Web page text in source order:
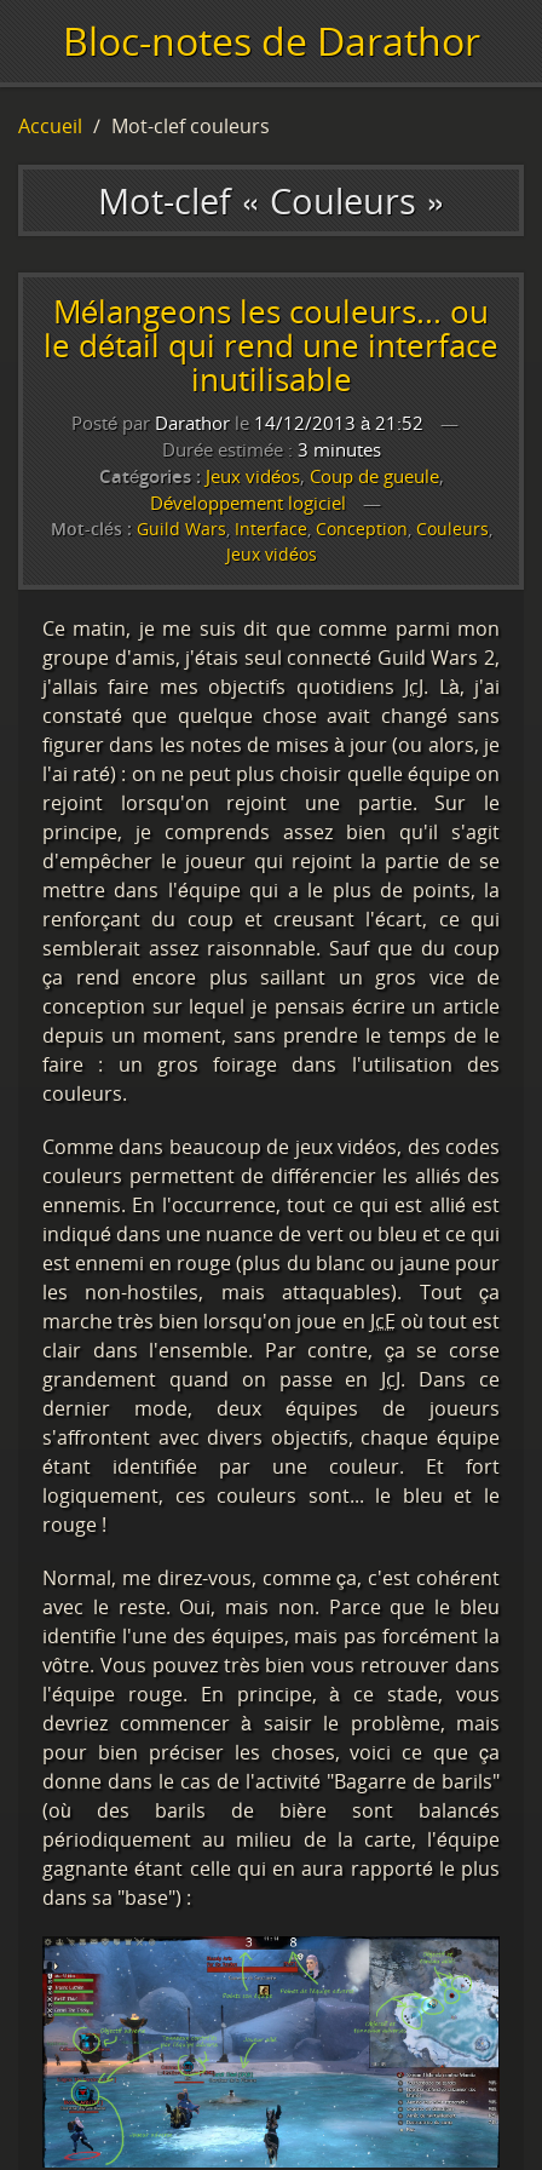
Bloc-notes de Darathor
Accueil Mot-clef couleurs
Mot-clef « Couleurs »
Mélangeons les couleurs... ou
le détail qui rend une interface
inutilisable
Posté par Darathorle 14/12/2013 à 21:52
Durée estimée : 3 minutes
Catégories : Jeux vidéos, Coup de gueule,
Développement logiciel
Mot-clés : Guild Wars, Interface, Conception, Couleurs,
Jeux vidéos
Ce matin, je me suis dit que comme parmi mon
groupe d'amis, j'étais seul connecté Guild Wars 2,
j'allais faire mes objectifs quotidiens JcJ. Là, j'ai
constaté que quelque chose avait changé sans
figurer dans les notes de mises à jour (ou alors, je
l'ai raté) : on ne peut plus choisir quelle équipe on
rejoint lorsqu'on rejoint une partie. Sur le
principe, je comprends assez bien qu'il s'agit
d'empêcher le joueur qui rejoint la partie de se
mettre dans l'équipe qui a le plus de points, la
renforçant du coup et creusant l'écart, ce qui
semblerait assez raisonnable. Sauf que du coup
ça rend encore plus saillant un gros vice de
conception sur lequel je pensais écrire un article
depuis un moment, sans prendre le temps de le
faire : un gros foirage dans l'utilisation des
couleurs.
Comme dans beaucoup de jeux vidéos, des codes
couleurs permettent de différencier les alliés des
ennemis. En l'occurrence, tout ce qui est allié est
indiqué dans une nuance de vert ou bleu et ce qui
est ennemi en rouge (plus du blanc ou jaune pour
les non-hostiles, mais attaquables). Tout ça
marche très bien lorsqu'on joue en JcE où tout est
clair dans l'ensemble. Par contre, ça se corse
grandement quand on passe en JcJ. Dans ce
dernier mode, deux équipes de joueurs
s'affrontent avec divers objectifs, chaque équipe
étant identifiée par une couleur. Et fort
logiquement, ces couleurs sont... le bleu et le
rouge !
Normal, me direz-vous, comme ça, c'est cohérent
avec le reste. Oui, mais non. Parce que le bleu
identifie l'une des équipes, mais pas forcément la
vôtre. Vous pouvez très bien vous retrouver dans
l'équipe rouge. En principe, à ce stade, vous
devriez commencer à saisir le problème, mais
pour bien préciser les choses, voici ce que ça
donne dans le cas de l'activité "Bagarre de barils"
(où des barils de bière sont balancés
périodiquement au milieu de la carte, l'équipe
gagnante étant celle qui en aura rapporté le plus
dans sa "base") :